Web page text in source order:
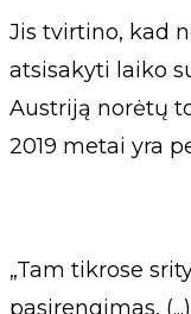
Jis tvirtino, kad
atsisakyti laiko
Austriją norėtų
2019 metai yra
„Tam tikrose
pasirengimas,